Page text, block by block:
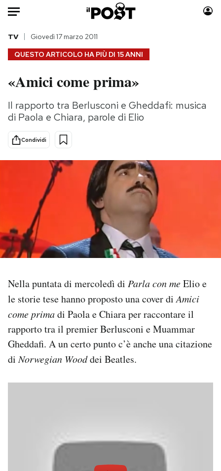
HOME
Italia
Politica
Internet
Cultura
Economia
Sport
Moda
Consumismi
Europa
Altrecose
Mondiali calcio 2026
PODCAST
SHOP
Notifiche mobile
Regala il Post
QUESTO ARTICOLO HA PIÙ DI 15 ANNI
TV Giovedì 17 marzo 2011
«Amici come prima»
Il rapporto tra Berlusconi e Gheddafi: musica
di Paola e Chiara, parole di Elio
Condividi
Nella puntata di mercoledì di Parla con meElio e
le storie tese hanno proposto una cover diAmici
come primadi Paola e Chiara per raccontare il
rapporto tra il premier Berlusconi e Muammar
Gheddafi. A un certo punto c’è anche una citazione
diNorwegian Wooddei Beatles.